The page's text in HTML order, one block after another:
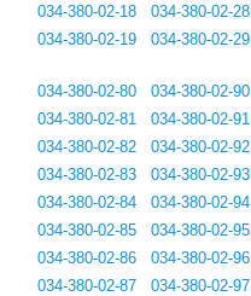
034-380-02-18
034-380-02-19
034-380-02-28
034-380-02-29
034-380-02-80
034-380-02-81
034-380-02-82
034-380-02-83
034-380-02-84
034-380-02-85
034-380-02-86
034-380-02-87
034-380-02-90
034-380-02-91
034-380-02-92
034-380-02-93
034-380-02-94
034-380-02-95
034-380-02-96
034-380-02-97